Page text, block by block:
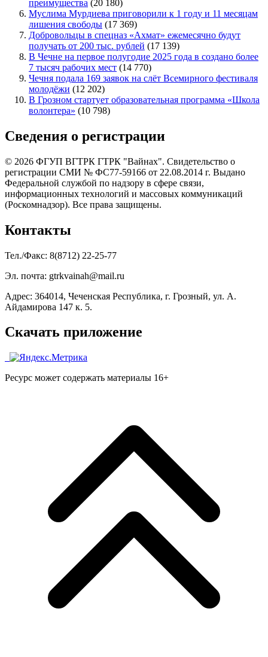
преимущества (20 180)
Муслима Мурдиева приговорили к 1 году и 11 месяцам
лишения свободы (17 369)
Добровольцы в спецназ «Ахмат» ежемесячно будут
получать от 200 тыс. рублей (17 139)
В Чечне на первое полугодие 2025 года в создано более
7 тысяч рабочих мест (14 770)
Чечня подала 169 заявок на слёт Всемирного фестиваля
молодёжи (12 202)
В Грозном стартует образовательная программа «Школа
волонтера» (10 798)
Сведения о регистрации
© 2026 ФГУП ВГТРК ГТРК "Вайнах". Свидетельство о
регистрации СМИ № ФС77-59166 от 22.08.2014 г. Выдано
Федеральной службой по надзору в сфере связи,
информационных технологий и массовых коммуникаций
(Роскомнадзор). Все права защищены.
Контакты
Тел./Факс: 8(8712) 22-25-77
Эл. почта: gtrkvainah@mail.ru
Адрес: 364014, Чеченская Республика, г. Грозный, ул. А.
Айдамирова 147 к. 5.
Скачать приложение
Ресурс может содержать материалы 16+